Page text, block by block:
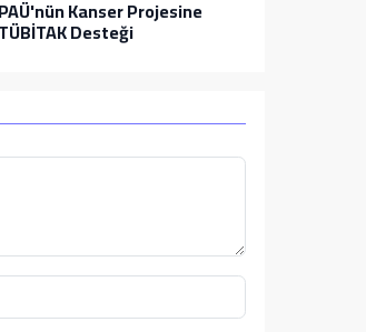
PAÜ'nün Kanser Projesine
TÜBİTAK Desteği